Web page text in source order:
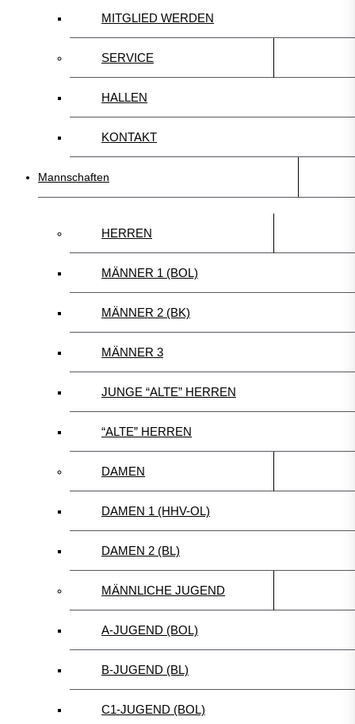
MITGLIED WERDEN
SERVICE
HALLEN
KONTAKT
Mannschaften
HERREN
MÄNNER 1 (BOL)
MÄNNER 2 (BK)
MÄNNER 3
JUNGE “ALTE” HERREN
“ALTE” HERREN
DAMEN
DAMEN 1 (HHV-OL)
DAMEN 2 (BL)
MÄNNLICHE JUGEND
A-JUGEND (BOL)
B-JUGEND (BL)
C1-JUGEND (BOL)